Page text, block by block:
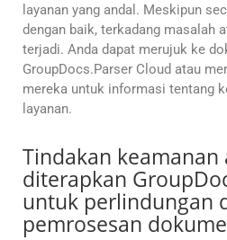
layanan yang andal. Meskipun
dengan baik, terkadang masalah
terjadi. Anda dapat merujuk ke
GroupDocs.Parser Cloud atau
mereka untuk informasi tentang
layanan.
Tindakan keamanan
diterapkan
untuk perlindungan
pemrosesan